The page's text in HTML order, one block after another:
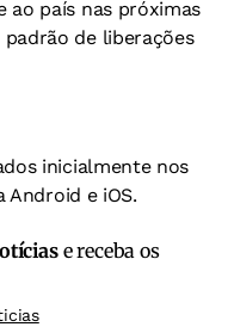
ao país nas próximas
padrão de liberações
inicialmente nos
Android e iOS.
e receba os